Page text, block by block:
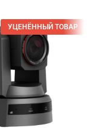
УЦЕНЁННЫЙ ТОВАР